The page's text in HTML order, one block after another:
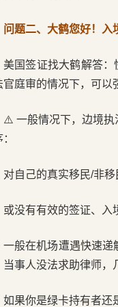
问题二、大鹤您好！入
美国签证找大鹤解答
官庭审的情况下，可以
⚠️ 一般情况下，边境执
对自己的真实移民/非
或没有有效的签证、入
一般在机场遭遇快速递
当事人没法求助律师，
如果你是绿卡持有者还